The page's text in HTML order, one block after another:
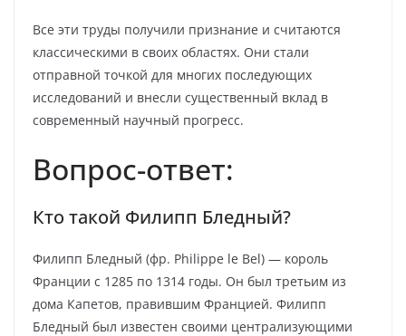
Все эти труды получили признание и считаются
классическими в своих областях. Они стали
отправной точкой для многих последующих
исследований и внесли существенный вклад в
современный научный прогресс.
Вопрос-ответ:
Кто такой Филипп Бледный?
Филипп Бледный (фр. Philippe le Bel) — король
Франции с 1285 по 1314 годы. Он был третьим из
дома Капетов, правившим Францией. Филипп
Бледный был известен своими централизующими